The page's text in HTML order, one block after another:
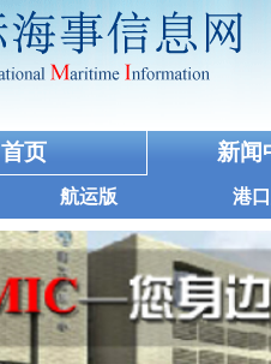
首页 新闻
航运版 港